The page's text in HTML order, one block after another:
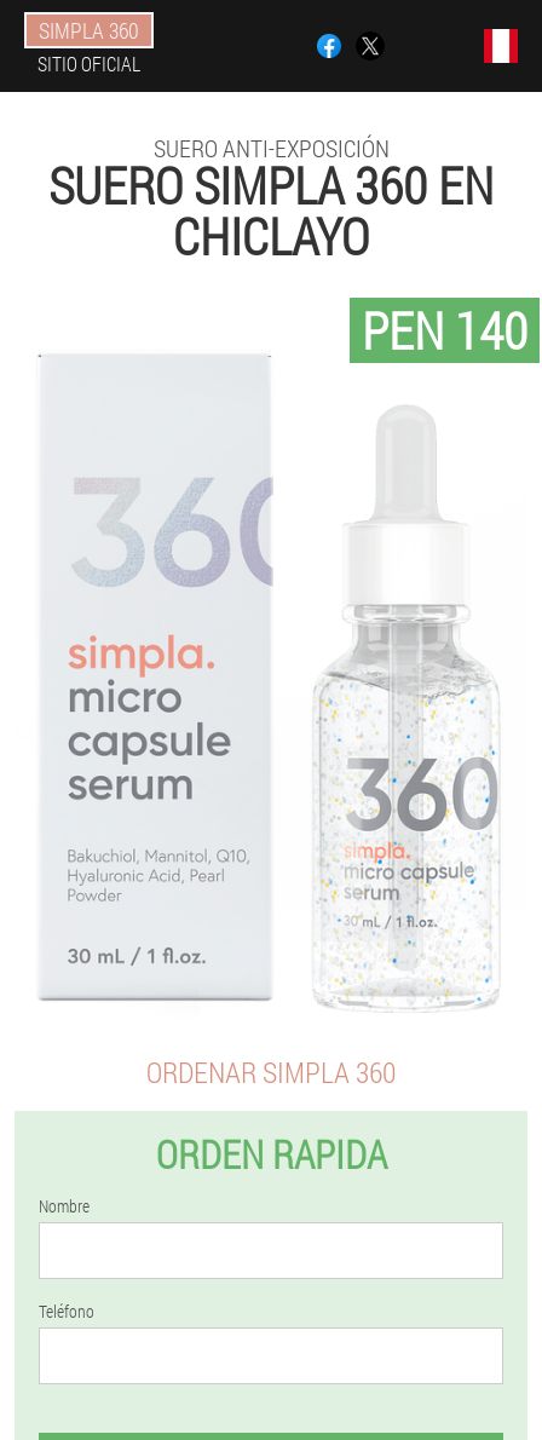
SIMPLA 360
SITIO OFICIAL
SUERO ANTI-EXPOSICIÓN
SUERO SIMPLA 360 EN
CHICLAYO
PEN 140
ORDENAR SIMPLA 360
ORDEN RAPIDA
Nombre
Teléfono